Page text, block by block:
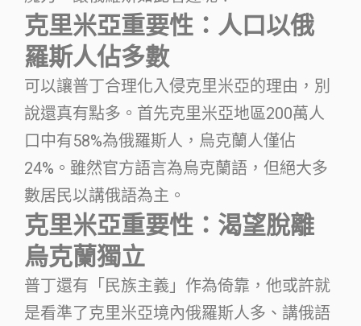
克里米亞重要性：人口以俄
羅斯人佔多數
可以讓普丁合理化入侵克里米亞的理由，別
說還真有點多。首先克里米亞地區200萬人
口中有58%為俄羅斯人，烏克蘭人僅佔
24%。雖然官方語言為烏克蘭語，但絕大多
數居民以講俄語為主。
克里米亞重要性：渴望脫離
烏克蘭獨立
普丁還有「民族主義」作為倚靠，他或許就
是看準了克里米亞境內俄羅斯人多、講俄語